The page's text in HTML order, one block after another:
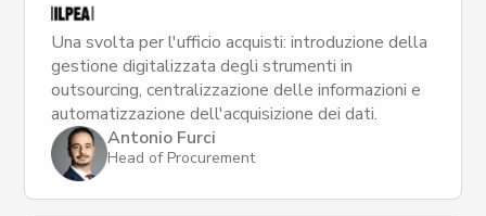
Una svolta per l'ufficio acquisti: introduzione della
gestione digitalizzata degli strumenti in
outsourcing, centralizzazione delle informazioni e
automatizzazione dell'acquisizione dei dati.
Antonio Furci
Head of Procurement